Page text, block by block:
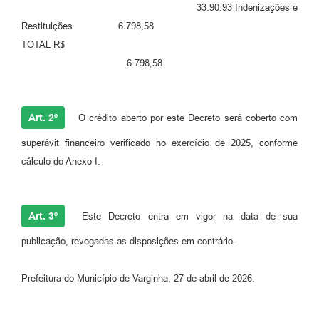
33.90.93 Indenizações e
Restituições 6.798,58
TOTAL R$
6.798,58
Art. 2º O crédito aberto por este Decreto será coberto com
superávit financeiro verificado no exercício de 2025, conforme
cálculo do Anexo I.
Art. 3º Este Decreto entra em vigor na data de sua
publicação, revogadas as disposições em contrário.
Prefeitura do Município de Varginha, 27 de abril de 2026.